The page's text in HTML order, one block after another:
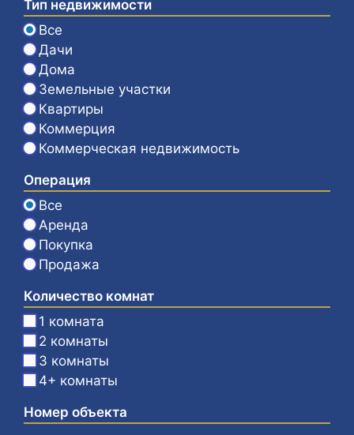
Тип недвижимости
Все
Дачи
Дома
Земельные участки
Квартиры
Коммерция
Коммерческая недвижимость
Операция
Все
Аренда
Покупка
Продажа
Количество комнат
1 комната
2 комнаты
3 комнаты
4+ комнаты
Номер объекта